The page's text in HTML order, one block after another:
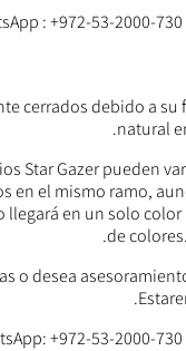
cerrados debido a su
natural
Star Gazer pueden
en el mismo ramo,
en un solo
de